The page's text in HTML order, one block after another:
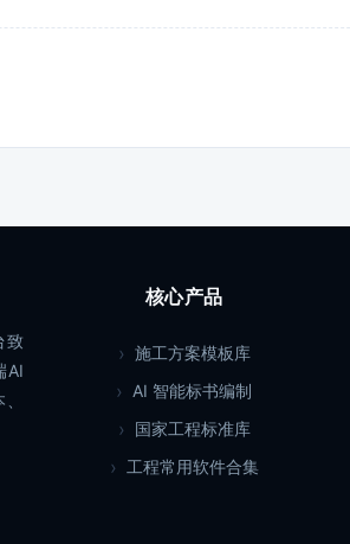
致
AI
核心产品
施工方案模板库
AI 智能标书编制
国家工程标准库
工程常用软件合集